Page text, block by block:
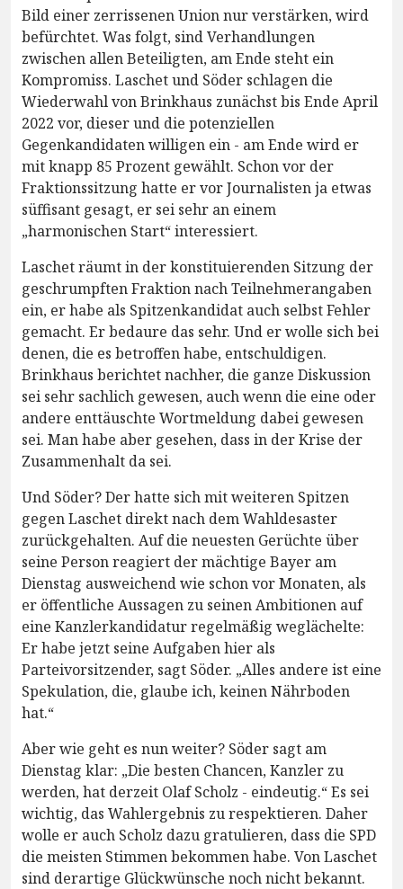
Bild einer zerrissenen Union nur verstärken, wird
befürchtet. Was folgt, sind Verhandlungen
zwischen allen Beteiligten, am Ende steht ein
Kompromiss. Laschet und Söder schlagen die
Wiederwahl von Brinkhaus zunächst bis Ende April
2022 vor, dieser und die potenziellen
Gegenkandidaten willigen ein - am Ende wird er
mit knapp 85 Prozent gewählt. Schon vor der
Fraktionssitzung hatte er vor Journalisten ja etwas
süffisant gesagt, er sei sehr an einem
„harmonischen Start“ interessiert.
Laschet räumt in der konstituierenden Sitzung der
geschrumpften Fraktion nach Teilnehmerangaben
ein, er habe als Spitzenkandidat auch selbst Fehler
gemacht. Er bedaure das sehr. Und er wolle sich bei
denen, die es betroffen habe, entschuldigen.
Brinkhaus berichtet nachher, die ganze Diskussion
sei sehr sachlich gewesen, auch wenn die eine oder
andere enttäuschte Wortmeldung dabei gewesen
sei. Man habe aber gesehen, dass in der Krise der
Zusammenhalt da sei.
Und Söder? Der hatte sich mit weiteren Spitzen
gegen Laschet direkt nach dem Wahldesaster
zurückgehalten. Auf die neuesten Gerüchte über
seine Person reagiert der mächtige Bayer am
Dienstag ausweichend wie schon vor Monaten, als
er öffentliche Aussagen zu seinen Ambitionen auf
eine Kanzlerkandidatur regelmäßig weglächelte:
Er habe jetzt seine Aufgaben hier als
Parteivorsitzender, sagt Söder. „Alles andere ist eine
Spekulation, die, glaube ich, keinen Nährboden
hat.“
Aber wie geht es nun weiter? Söder sagt am
Dienstag klar: „Die besten Chancen, Kanzler zu
werden, hat derzeit Olaf Scholz - eindeutig.“ Es sei
wichtig, das Wahlergebnis zu respektieren. Daher
wolle er auch Scholz dazu gratulieren, dass die SPD
die meisten Stimmen bekommen habe. Von Laschet
sind derartige Glückwünsche noch nicht bekannt.